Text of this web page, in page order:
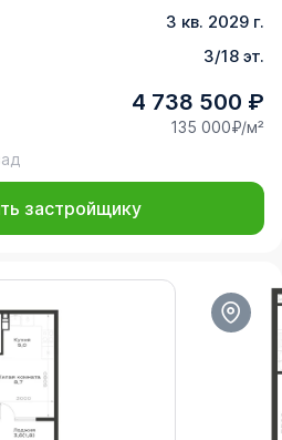
3 кв. 2029 г.
3/18 эт.
4 738 500 ₽
135 000₽/м²
застройщику